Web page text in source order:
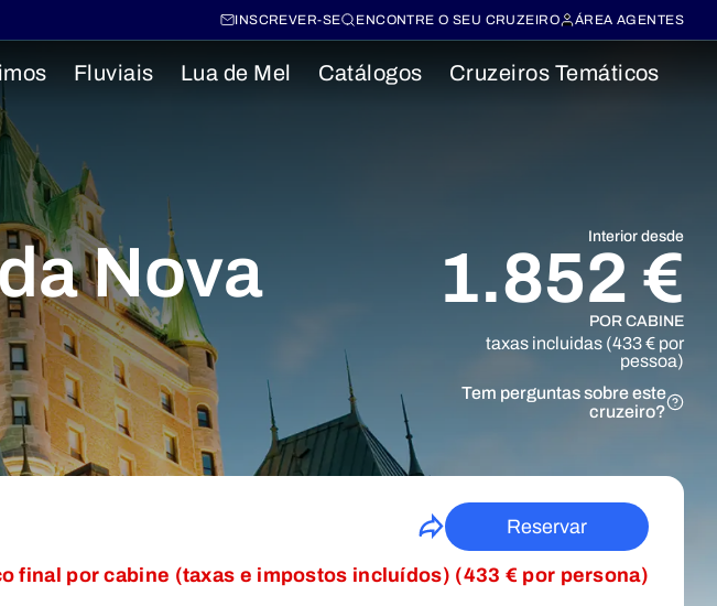
INSCREVER-SE ENCONTRE O SEU CRUZEIRO ÁREA AGENTES
Fluviais Lua de Mel Catálogos Cruzeiros Temáticos
Nova
Interior desde
1.852 €
POR CABINE
taxas incluidas (433 € por
pessoa)
Tem perguntas sobre este
cruzeiro?
Reservar
final por cabine (taxas e impostos incluídos) (433 € por persona)